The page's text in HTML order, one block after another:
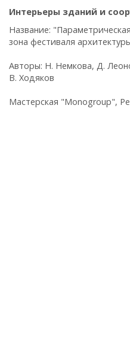
Интерьеры зданий и
Название:
зона фестиваля
Авторы: Н. Немкова, Д.
В. Ходяков
Мастерская "Monogroup",